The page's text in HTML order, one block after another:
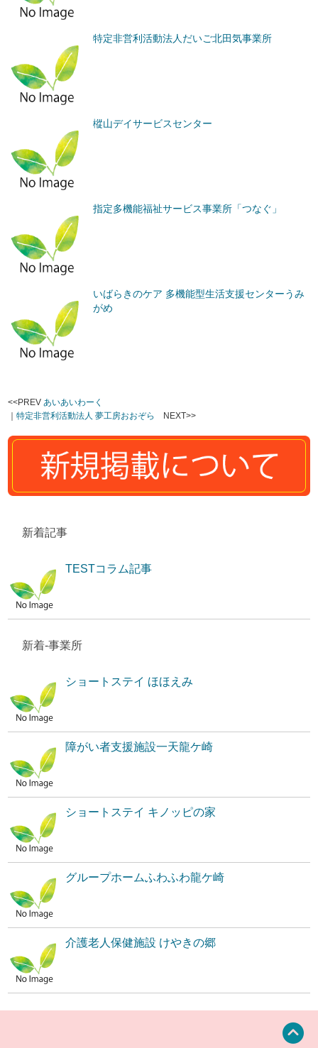
特定非営利活動法人だいご北田気事業所
樅山デイサービスセンター
指定多機能福祉サービス事業所「つなぐ」
いばらきのケア 多機能型生活支援センターうみ
がめ
<<PREV あいあいわーく
｜特定非営利活動法人 夢工房おおぞら NEXT>>
新着記事
TESTコラム記事
新着-事業所
ショートステイ ほほえみ
障がい者支援施設一天龍ケ崎
ショートステイ キノッピの家
グループホームふわふわ龍ケ崎
介護老人保健施設 けやきの郷